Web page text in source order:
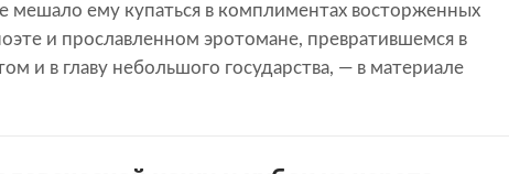
мешало ему купаться в комплиментах восторженных
и прославленном эротомане, превратившемся в
и в главу небольшого государства, — в материале